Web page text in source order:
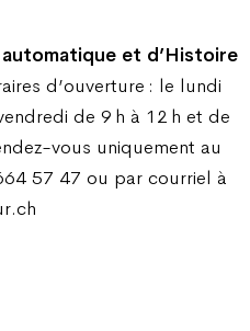
et d’Histoire
d’ouverture : le lundi
de 9 h à 12 h et de
vous uniquement au
57 47 ou par courriel à